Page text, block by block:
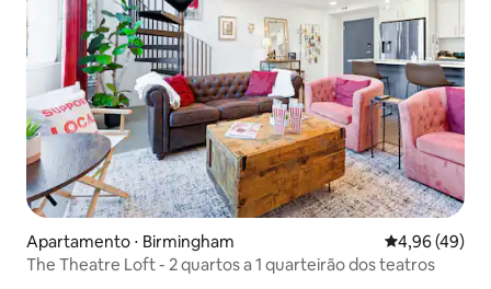
Apartamento ⋅ Birmingham 4,96 de uma
4,96 (49)
The Theatre Loft - 2 quartos a 1 quarteirão dos teatros